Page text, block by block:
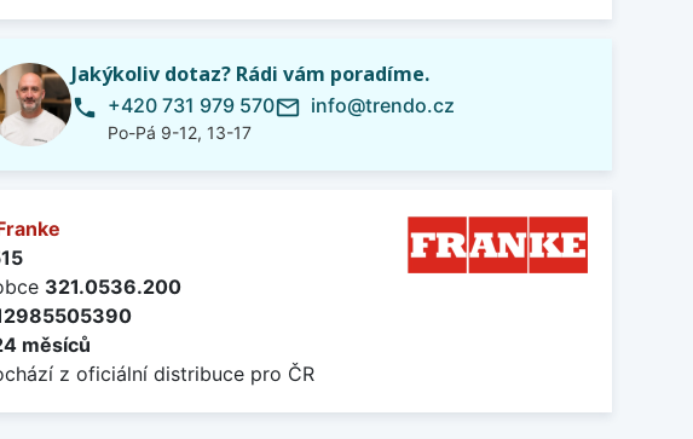
Jakýkoliv dotaz? Rádi vám poradíme.
phone +420 731 979 570
Po-Pá 9-12, 13-17
mail_outline info@trendo.cz
321.0536.200
měsíců
z oficiální distribuce pro ČR